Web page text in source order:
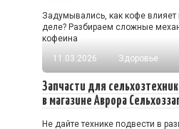
Задумывались, как кофе
деле? Разбираем сложные
кофеина
11.03.2026
Здоровье
Запчасти для
в магазине Аврора
Не дайте технике подвести в